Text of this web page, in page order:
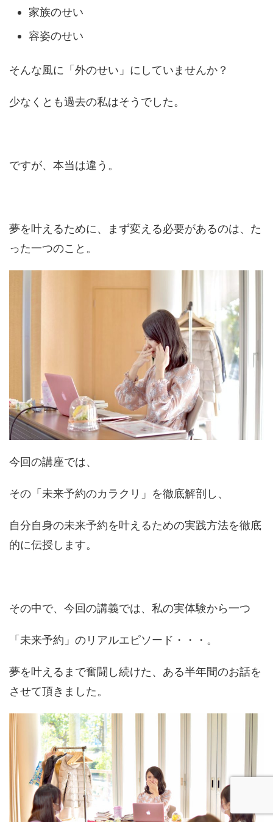
家族のせい
容姿のせい
そんな風に「外のせい」にしていませんか？
少なくとも過去の私はそうでした。
ですが、本当は違う。
夢を叶えるために、まず変える必要があるのは、た
った一つのこと。
今回の講座では、
その「未来予約のカラクリ」を徹底解剖し、
自分自身の未来予約を叶えるための実践方法を徹底
的に伝授します。
その中で、今回の講義では、私の実体験から一つ
「未来予約」のリアルエピソード・・・。
夢を叶えるまで奮闘し続けた、ある半年間のお話を
させて頂きました。